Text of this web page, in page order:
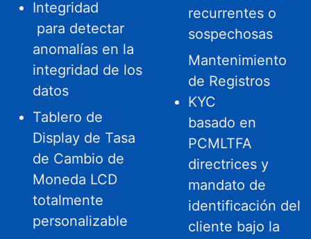
Integridad
para detectar
anomalías en la
integridad de los
datos
Tablero de
Display de Tasa
de Cambio de
Moneda LCD
totalmente
personalizable
recurrentes o
sospechosas
Mantenimiento
de Registros
KYC
basado en
PCMLTFA
directrices y
mandato de
identificación del
cliente bajo la